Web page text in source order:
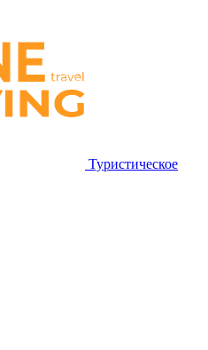
Туристическое